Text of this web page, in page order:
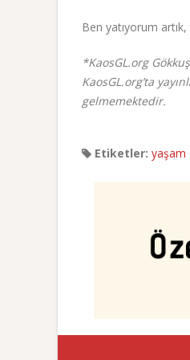
Ben yatıyorum
*KaosGL.org
KaosGL.org’ta
gelmemektedir.
Etiketler: yaşam